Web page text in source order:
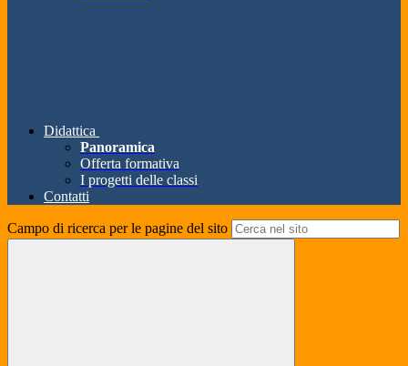
Didattica
Panoramica
Offerta formativa
I progetti delle classi
Contatti
Campo di ricerca per le pagine del sito